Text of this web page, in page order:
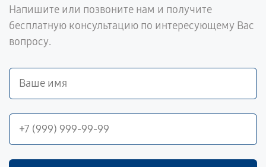
Напишите или позвоните нам и получите
бесплатную консультацию по интересующему Вас
вопросу.